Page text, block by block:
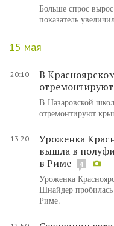
Больше спрос
показатель
15 мая
20:10
В
В Назаровской
отремонтируют
13:20
Уроженка
вышла в
в Риме
4
Уроженка
Шнайдер
Риме.